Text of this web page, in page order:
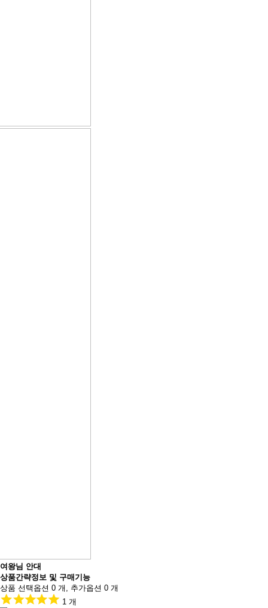
여왕님 안대
상품간략정보 및 구매기능
상품 선택옵션 0 개, 추가옵션 0 개
1 개